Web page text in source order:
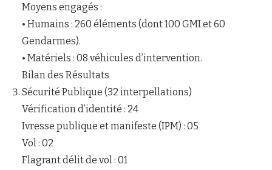
Moyens engagés :
• Humains : 260 éléments (dont 100 GMI et 60
Gendarmes).
• Matériels : 08 véhicules d’intervention.
Bilan des Résultats
Sécurité Publique (32 interpellations)
Vérification d’identité : 24
Ivresse publique et manifeste (IPM) : 05
Vol : 02
Flagrant délit de vol : 01